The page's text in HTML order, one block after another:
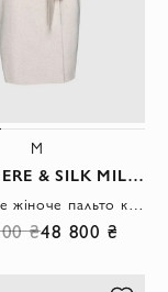
M
CASHMERE & SILK MILANO
Елегантне жіноче пальто класичного крою із вовни
₴48 800 ₴